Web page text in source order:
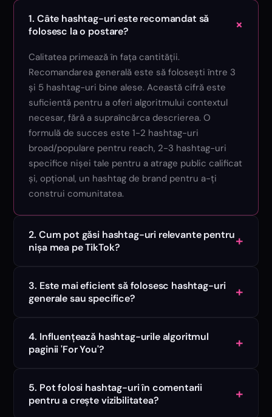
1. Câte hashtag-uri este recomandat să
folosesc la o postare?
+
Calitatea primează în fața cantității.
Recomandarea generală este să folosești între 3
și 5 hashtag-uri bine alese. Această cifră este
suficientă pentru a oferi algoritmului contextul
necesar, fără a supraîncărca descrierea. O
formulă de succes este 1-2 hashtag-uri
broad/populare pentru reach, 2-3 hashtag-uri
specifice nișei tale pentru a atrage public calificat
și, opțional, un hashtag de brand pentru a-ți
construi comunitatea.
2. Cum pot găsi hashtag-uri relevante pentru
nișa mea pe TikTok?
+
3. Este mai eficient să folosesc hashtag-uri
generale sau specifice?
+
4. Influențează hashtag-urile algoritmul
paginii 'For You'?
+
5. Pot folosi hashtag-uri în comentarii
pentru a crește vizibilitatea?
+